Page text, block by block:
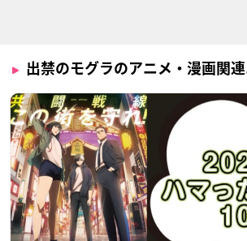
出禁のモグラのアニメ・漫画関